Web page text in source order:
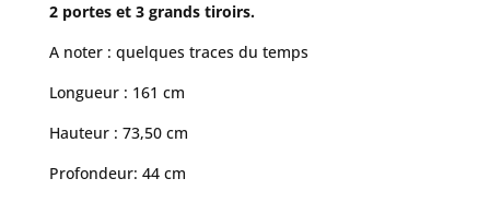
2 portes et 3 grands tiroirs.
A noter : quelques traces du temps
Longueur : 161 cm
Hauteur : 73,50 cm
Profondeur: 44 cm